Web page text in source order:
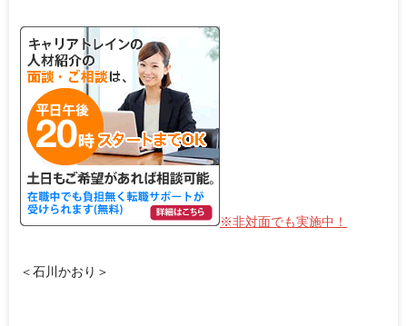
※非対面でも実施中！
＜石川かおり＞